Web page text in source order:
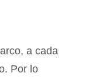
a cada
Por lo